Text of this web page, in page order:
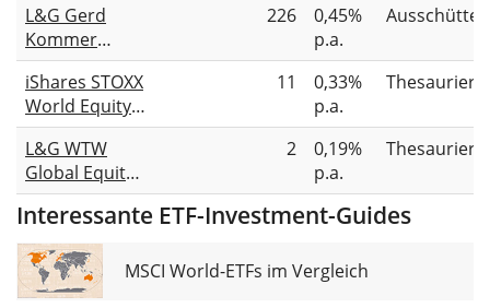
UCITS ETF USD
(Acc)
L&G Gerd
Kommer
Multifactor
Equity UCITS
ETF USD
Distributing
226
0,45%
p.a.
iShares STOXX
World Equity
Multifactor
UCITS ETF CHF
Hedged (Acc)
11
0,33%
p.a.
L&G WTW
Global Equity
Diversified
UCITS ETF USD
Acc
2
0,19%
p.a.
Interessante ETF-Investment-Guides
MSCI World-ETFs im Vergleich